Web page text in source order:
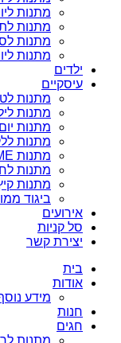
מתנות
מתנות
מתנות
מתנות
ילדים
עיסקיים
מתנות
מתנות
מתנות
מתנות
מתנות WELCOME לעובדים
מתנות
מתנות
ביגוד
אירועים
סל קניות
יצירת קשר
בית
אודות
מידע
חנות
חגים
מתנות